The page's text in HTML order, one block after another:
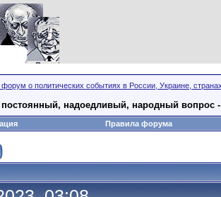
форум о политических событиях в России, Украине,
постоянный, надоедливый, народный вопрос
Правила форума